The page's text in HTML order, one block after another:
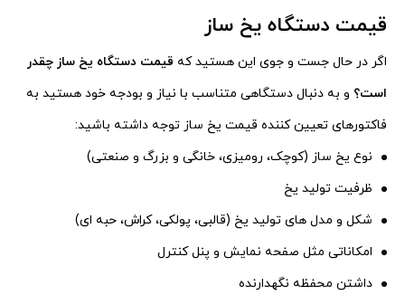
قیمت دستگاه یخ ساز
اگر در حال جست و جوی این هستید که قیمت دستگاه یخ ساز چقدر
است؟ و به دنبال دستگاهی متناسب با نیاز و بودجه خود هستید به
فاکتورهای تعیین کننده قیمت یخ ساز توجه داشته باشید:
نوع یخ ساز (کوچک، رومیزی، خانگی و بزرگ و صنعتی)
ظرفیت تولید یخ
شکل و مدل های تولید یخ (قالبی، پولکی، کراش، حبه ای)
امکاناتی مثل صفحه نمایش و پنل کنترل
داشتن محفظه نگهدارنده